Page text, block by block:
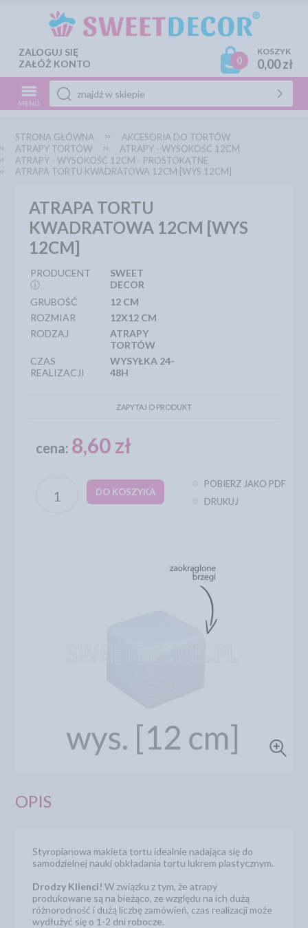
ZALOGUJ SIĘ
ZAŁÓŻ KONTO
0
KOSZYK
0,00 zł
MENU
STRONA GŁÓWNA
AKCESORIA DO TORTÓW
ATRAPY TORTÓW
ATRAPY - WYSOKOŚĆ 12CM
ATRAPY - WYSOKOŚĆ 12CM - PROSTOKĄTNE
ATRAPA TORTU KWADRATOWA 12CM [WYS 12CM]
ATRAPA TORTU
KWADRATOWA 12CM [WYS
12CM]
PRODUCENT
ⓘ
SWEET
DECOR
GRUBOŚĆ
12 CM
ROZMIAR
12X12 CM
RODZAJ
ATRAPY
TORTÓW
CZAS
REALIZACJI
WYSYŁKA 24-
48H
ZAPYTAJ O PRODUKT
cena: 8,60 zł
DO KOSZYKA
POBIERZ JAKO PDF
DRUKUJ
OPIS
Styropianowa makieta tortu idealnie nadająca się do
samodzielnej nauki obkładania tortu lukrem plastycznym.
Drodzy Klienci! W związku z tym, że atrapy
produkowane są na bieżąco, ze względu na ich dużą
różnorodność i dużą liczbę zamówień, czas realizacji może
wydłużyć się o 1-2 dni robocze.